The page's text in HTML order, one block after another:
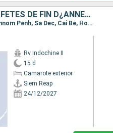
DES TEMPLES D¿ANGKOR AU DELTA DU MÉKONG, VIVEZ DES FÊTES DE FIN D¿ANNÉE UNIQUES ET DÉPAYSANTES- & HANOÏ ET LA BAIE D'ALONG
Itinerario : Siem Reap, Angkor, Siem Reap, Tonle, Koh Chen, KampongTralach, Phnom Penh, Sa Dec, Cai Be, Ho Chi Minh-Ville, Hanoï, Baia de Halong, Hanoï
Rv Indochine II
15 d
Camarote exterior
Siem Reap
24/12/2027